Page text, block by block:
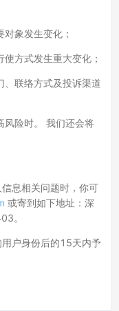
象发生变化；
方式发生重大变化；
、联络方式及投诉渠道
风险时。 我们还会将
息相关问题时，你可
或寄到如下地址：深
。
户身份后的15天内予